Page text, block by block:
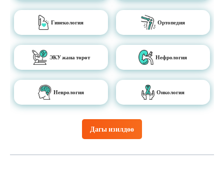
Дагы изилдөө
Гинекология Ортопедия
ЭКУ жана төрөт Нефрология
Неврология Онкология